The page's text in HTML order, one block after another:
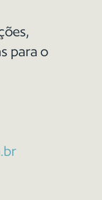
para o